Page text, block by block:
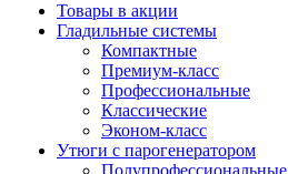
Товары в акции
Гладильные системы
Компактные
Премиум-класс
Профессиональные
Классические
Эконом-класс
Утюги с парогенератором
Полупрофессиональные